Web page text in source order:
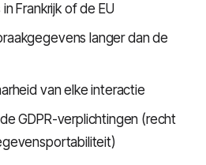
Frankrijk of de EU
langer dan de
van elke interactie
GDPR-verplichtingen (recht